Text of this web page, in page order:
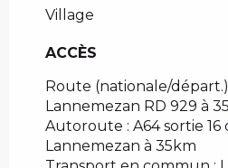
Village
ACCÈS
ACCÈS
Route (nationale/
Lannemezan RD 929 à
Autoroute : A64 sortie 16
Lannemezan à 35km